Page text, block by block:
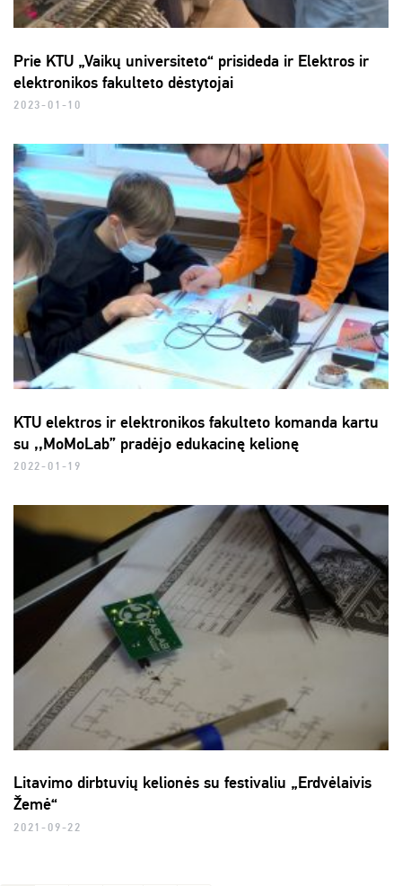
Prie KTU „Vaikų universiteto“ prisideda ir Elektros ir
elektronikos fakulteto dėstytojai
2023-01-10
KTU elektros ir elektronikos fakulteto komanda kartu
su ,,MoMoLab” pradėjo edukacinę kelionę
2022-01-19
Litavimo dirbtuvių kelionės su festivaliu „Erdvėlaivis
Žemė“
2021-09-22